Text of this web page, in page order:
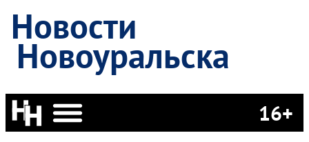
Новости
Новоуральска
16+